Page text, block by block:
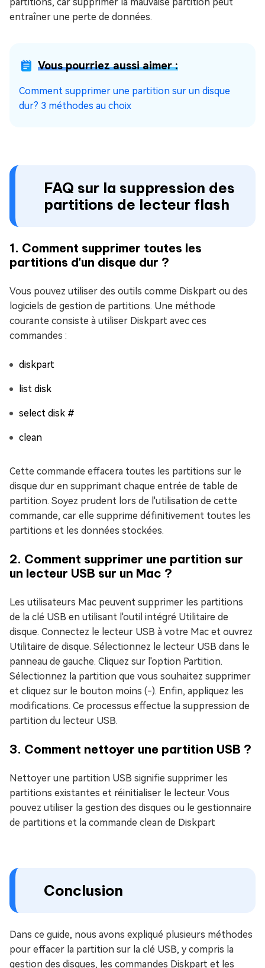
entraîner une perte de données.
Vous pourriez aussi aimer :
Comment supprimer une partition sur un disque
dur? 3 méthodes au choix
FAQ sur la suppression des
partitions de lecteur flash
1. Comment supprimer toutes les
partitions d'un disque dur ?
Vous pouvez utiliser des outils comme Diskpart ou des
logiciels de gestion de partitions. Une méthode
courante consiste à utiliser Diskpart avec ces
commandes :
diskpart
list disk
select disk #
clean
Cette commande effacera toutes les partitions sur le
disque dur en supprimant chaque entrée de table de
partition. Soyez prudent lors de l'utilisation de cette
commande, car elle supprime définitivement toutes les
partitions et les données stockées.
2. Comment supprimer une partition sur
un lecteur USB sur un Mac ?
Les utilisateurs Mac peuvent supprimer les partitions
de la clé USB en utilisant l'outil intégré Utilitaire de
disque. Connectez le lecteur USB à votre Mac et ouvrez
Utilitaire de disque. Sélectionnez le lecteur USB dans le
panneau de gauche. Cliquez sur l'option Partition.
Sélectionnez la partition que vous souhaitez supprimer
et cliquez sur le bouton moins (-). Enfin, appliquez les
modifications. Ce processus effectue la suppression de
partition du lecteur USB.
3. Comment nettoyer une partition USB ?
Nettoyer une partition USB signifie supprimer les
partitions existantes et réinitialiser le lecteur. Vous
pouvez utiliser la gestion des disques ou le gestionnaire
de partitions et la commande clean de Diskpart
Conclusion
Dans ce guide, nous avons expliqué plusieurs méthodes
pour effacer la partition sur la clé USB, y compris la
gestion des disques, les commandes Diskpart et les